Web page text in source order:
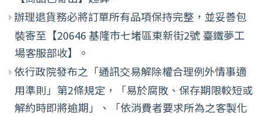
辦理退貨務必將訂單所有品項保持完整，並妥善包
裝寄至【20646 基隆市七堵區東新街2號 臺鐵夢工
場客服部收】。
依行政院發布之「通訊交易解除權合理例外情事適
用準則」第2條規定，「易於腐敗、保存期限較短或
解約時即將逾期」、「依消費者要求所為之客製化